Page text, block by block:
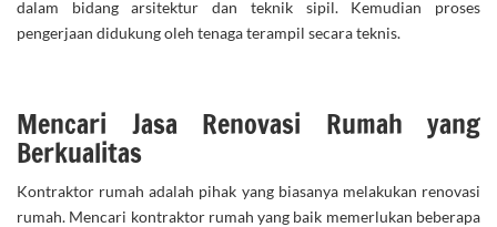
dalam bidang arsitektur dan teknik sipil. Kemudian proses
pengerjaan didukung oleh tenaga terampil secara teknis.
Mencari Jasa Renovasi Rumah yang
Berkualitas
Kontraktor rumah adalah pihak yang biasanya melakukan renovasi
rumah. Mencari kontraktor rumah yang baik memerlukan beberapa